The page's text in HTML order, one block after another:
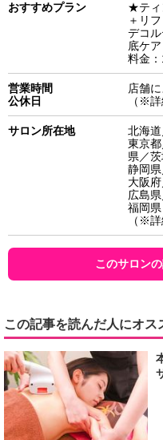
おすすめプラン
★ティ
＋リフ
デコ
底ケア
料金
営業時間
公休日
店舗
（※
サロン所在地
北海
東京
県／
静岡
大阪
広島
福岡県
（※
このサロン
この記事を読んだ人にオス